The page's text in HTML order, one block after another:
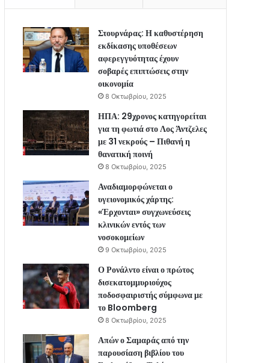
Στουρνάρας: Η καθυστέρηση
εκδίκασης υποθέσεων
αφερεγγυότητας έχουν
σοβαρές επιπτώσεις στην
οικονομία
8 Οκτωβρίου, 2025
ΗΠΑ: 29χρονος κατηγορείται
για τη φωτιά στο Λος Άντζελες
με 31 νεκρούς – Πιθανή η
θανατική ποινή
8 Οκτωβρίου, 2025
Αναδιαμορφώνεται ο
υγειονομικός χάρτης:
«Έρχονται» συγχωνεύσεις
κλινικών εντός των
νοσοκομείων
9 Οκτωβρίου, 2025
Ο Ρονάλντο είναι ο πρώτος
δισεκατομμυριούχος
ποδοσφαιριστής σύμφωνα με
το Bloomberg
8 Οκτωβρίου, 2025
Απών ο Σαμαράς από την
παρουσίαση βιβλίου του